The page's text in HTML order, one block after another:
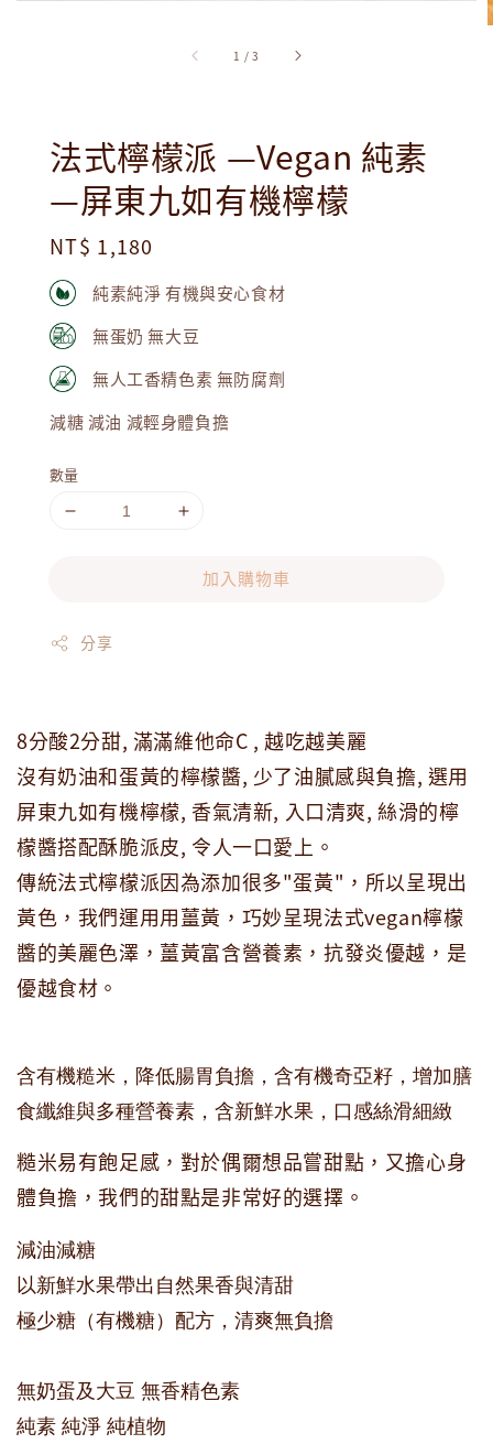
1 /3
法式檸檬派 —Vegan 純素
—屏東九如有機檸檬
Regular
price
NT$ 1,180
純素純淨 有機與安心食材
無蛋奶 無大豆
無人工香精色素 無防腐劑
減糖 減油 減輕身體負擔
數量
加入購物車
分享
8分酸2分甜, 滿滿維他命C , 越吃越美麗
沒有奶油和蛋黃的檸檬醬, 少了油膩感與負擔, 選用
屏東九如有機檸檬, 香氣清新, 入口清爽, 絲滑的檸
檬醬搭配酥脆派皮, 令人一口愛上。
傳統法式檸檬派因為添加很多"蛋黃"，所以呈現出
黃色，我們運用用薑黃，巧妙呈現法式vegan檸檬
醬的美麗色澤，薑黃富含營養素，抗發炎優越，是
優越食材。
含有機糙米，降低腸胃負擔， 含有機奇亞籽，增加膳
食纖維與多種營養素， 含新鮮水果，口感絲滑細緻
糙米易有飽足感，對於偶爾想品嘗甜點，又擔心身
體負擔，我們的甜點是非常好的選擇。
減油減糖
以新鮮水果帶出自然果香與清甜
極少糖（有機糖）配方，清爽無負擔
無奶蛋及大豆 無香精色素
純素 純淨 純植物